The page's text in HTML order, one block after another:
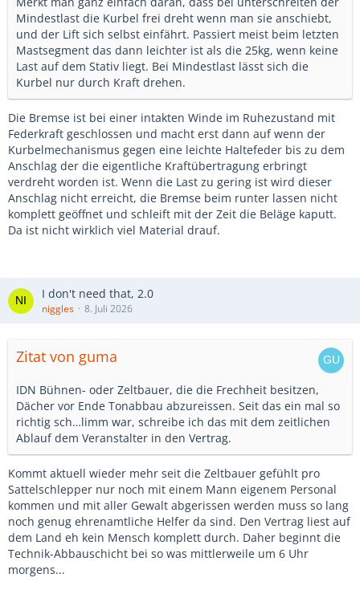
Mindestlast die Kurbel frei dreht wenn man sie anschiebt,
und der Lift sich selbst einfährt. Passiert meist beim letzten
Mastsegment das dann leichter ist als die 25kg, wenn keine
Last auf dem Stativ liegt. Bei Mindestlast lässt sich die
Kurbel nur durch Kraft drehen.
Die Bremse ist bei einer intakten Winde im Ruhezustand mit
Federkraft geschlossen und macht erst dann auf wenn der
Kurbelmechanismus gegen eine leichte Haltefeder bis zu dem
Anschlag der die eigentliche Kraftübertragung erbringt
verdreht worden ist. Wenn die Last zu gering ist wird dieser
Anschlag nicht erreicht, die Bremse beim runter lassen nicht
komplett geöffnet und schleift mit der Zeit die Beläge kaputt.
Da ist nicht wirklich viel Material drauf.
I don't need that, 2.0
niggles 8. Juli 2026
Zitat von guma
IDN Bühnen- oder Zeltbauer, die die Frechheit besitzen,
Dächer vor Ende Tonabbau abzureissen. Seit das ein mal so
richtig sch…limm war, schreibe ich das mit dem zeitlichen
Ablauf dem Veranstalter in den Vertrag.
Kommt aktuell wieder mehr seit die Zeltbauer gefühlt pro
Sattelschlepper nur noch mit einem Mann eigenem Personal
kommen und mit aller Gewalt abgerissen werden muss so lang
noch genug ehrenamtliche Helfer da sind. Den Vertrag liest auf
dem Land eh kein Mensch komplett durch. Daher beginnt die
Technik-Abbauschicht bei so was mittlerweile um 6 Uhr
morgens...